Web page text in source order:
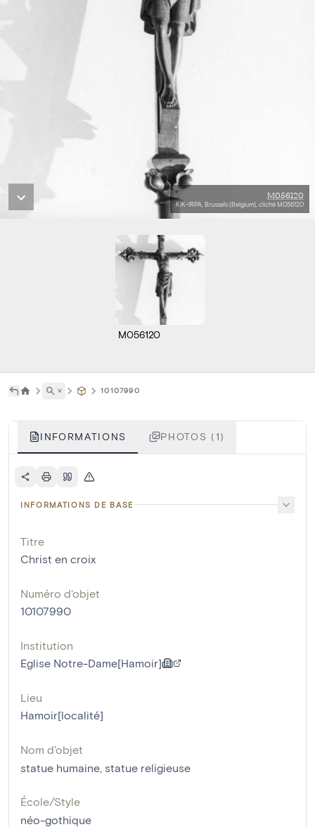
M056120
KIK-IRPA, Brussels (Belgium), cliché M056120
M056120
˅ 10107990
INFORMATIONS PHOTOS (1)
INFORMATIONS DE BASE
Titre
Christ en croix
Numéro d'objet
10107990
Institution
Eglise Notre-Dame[Hamoir]
Lieu
Hamoir[localité]
Nom d'objet
statue humaine statue religieuse
École/Style
néo-gothique